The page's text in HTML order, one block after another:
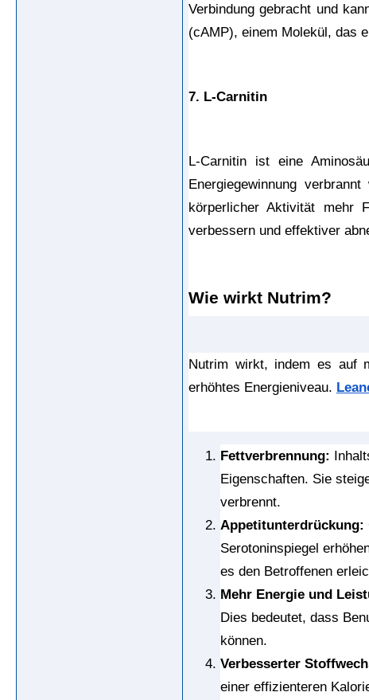
Verbindung gebracht und
(cAMP), einem Molekül, das
7. L-Carnitin
L-Carnitin ist eine
Energiegewinnung
körperlicher Aktivität mehr
verbessern und effektiver
Wie wirkt Nutrim?
Nutrim wirkt, indem es auf
erhöhtes Energieniveau.
Fettverbrennung:
Eigenschaften. Sie
verbrennt.
Appetitunterdrückung:
Serotoninspiegel
es den Betroffenen
Mehr Energie und
Dies bedeutet, dass
können.
Verbesserter
einer effizienteren